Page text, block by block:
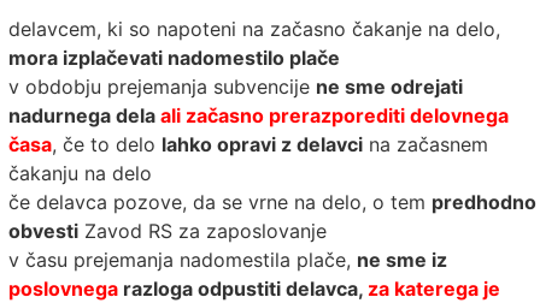
delavcem, ki so napoteni na začasno čakanje na delo,
mora izplačevati nadomestilo plače
v obdobju prejemanja subvencije ne sme odrejati
nadurnega dela ali začasno prerazporediti delovnega
časa, če to delo lahko opravi z delavci na začasnem
čakanju na delo
če delavca pozove, da se vrne na delo, o tem predhodno
obvesti Zavod RS za zaposlovanje
v času prejemanja nadomestila plače, ne sme iz
poslovnega razloga odpustiti delavca, za katerega je